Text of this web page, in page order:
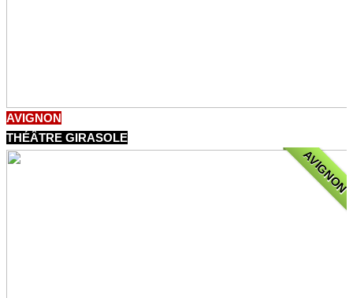
AVIGNON
THÉÂTRE GIRASOLE
AVIGNON